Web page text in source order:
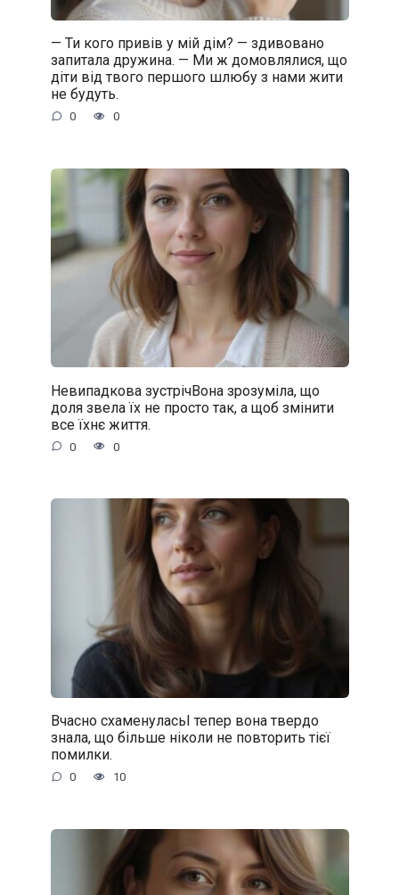
— Ти кого привів у мій дім? — здивовано
запитала дружина. — Ми ж домовлялися, що
діти від твого першого шлюбу з нами жити
не будуть.
0 0
Невипадкова зустрічВона зрозуміла, що
доля звела їх не просто так, а щоб змінити
все їхнє життя.
0 0
Вчасно схаменуласьІ тепер вона твердо
знала, що більше ніколи не повторить тієї
помилки.
0 10